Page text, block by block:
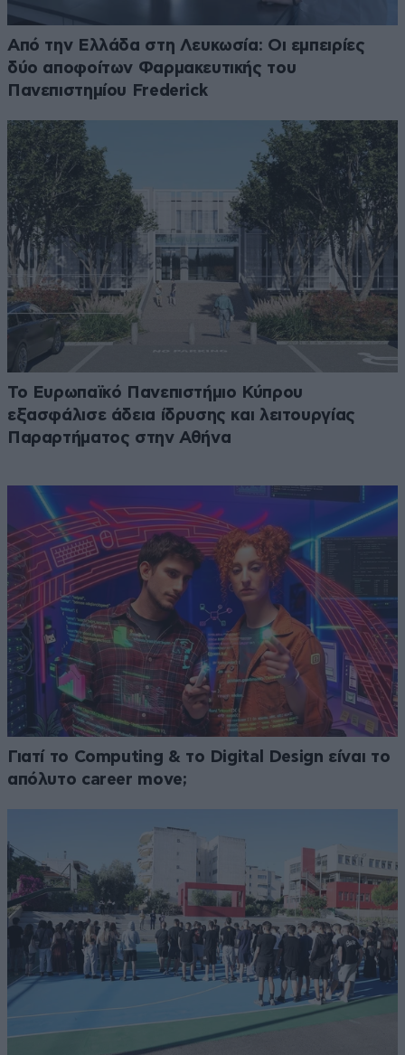
Από την Ελλάδα στη Λευκωσία: Οι εμπειρίες
δύο αποφοίτων Φαρμακευτικής του
Πανεπιστημίου Frederick
Το Ευρωπαϊκό Πανεπιστήμιο Κύπρου
εξασφάλισε άδεια ίδρυσης και λειτουργίας
Παραρτήματος στην Αθήνα
Γιατί το Computing & το Digital Design είναι το
απόλυτο career move;